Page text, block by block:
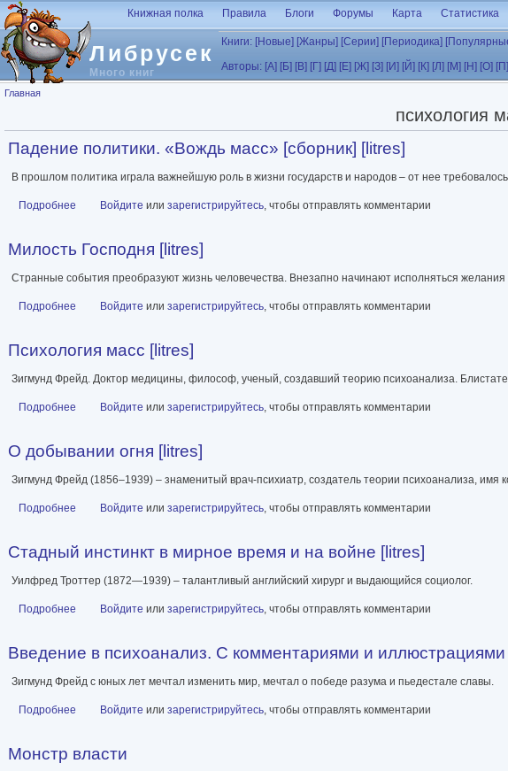
Перейти к основному содержанию
Либрусек
Много книг
Книжная полка Правила Блоги Форумы Карта Статистика
Книги: [Новые] [Жанры] [Серии] [Периодика]
Авторы: [А] [Б] [В] [Г] [Д] [Е] [Ж] [З] [И] [Й] [К] [Л] [М] [Н] [О] [П]
Вы здесь
Главная
психология
Падение политики. «Вождь масс» [сборник] [litres]
В прошлом политика играла важнейшую роль в жизни государств и народов – от нее
Подробнее о Падение политики. «Вождь масс» [сборник] [litres]
Войдите или зарегистрируйтесь, чтобы отправлять комментарии
Милость Господня [litres]
Странные события преобразуют жизнь человечества. Внезапно начинают исполняться
Подробнее о Милость Господня [litres]
Войдите или зарегистрируйтесь, чтобы отправлять комментарии
Психология масс [litres]
Зигмунд Фрейд. Доктор медицины, философ, ученый, создавший теорию психоанализа.
Подробнее о Психология масс [litres]
Войдите или зарегистрируйтесь, чтобы отправлять комментарии
О добывании огня [litres]
Зигмунд Фрейд (1856–1939) – знаменитый врач-психиатр, создатель теории психоанализа, имя
Подробнее о О добывании огня [litres]
Войдите или зарегистрируйтесь, чтобы отправлять комментарии
Стадный инстинкт в мирное время и на войне [litres]
Уилфред Троттер (1872—1939) – талантливый английский хирург и выдающийся социолог.
Подробнее о Стадный инстинкт в мирное время и на войне [litres]
Войдите или зарегистрируйтесь, чтобы отправлять комментарии
Введение в психоанализ. С комментариями и иллюстрациями
Зигмунд Фрейд с юных лет мечтал изменить мир, мечтал о победе разума и пьедестале славы.
Подробнее о Введение в психоанализ. С комментариями и иллюстрациями
Войдите или зарегистрируйтесь, чтобы отправлять комментарии
Монстр власти